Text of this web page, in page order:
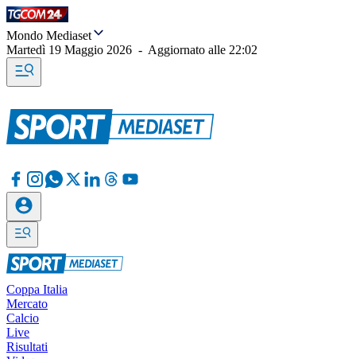
Mondo Mediaset
Martedì 19 Maggio 2026 - Aggiornato alle 22:02
Coppa Italia
Mercato
Calcio
Live
Risultati